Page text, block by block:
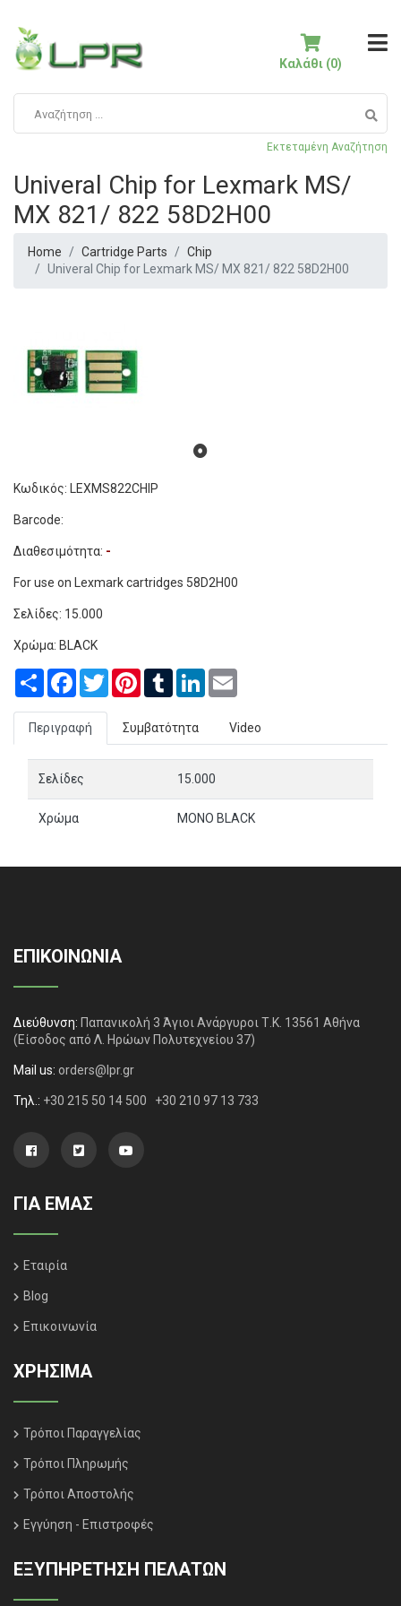
Εκτεταμένη Αναζήτηση
Καλάθι (0)
Univeral Chip for Lexmark MS/
MX 821/ 822 58D2H00
Home Cartridge Parts
Chip
Univeral Chip for Lexmark MS/ MX 821/ 822 58D2H00
Κωδικός: LEXMS822CHIP
Barcode:
Διαθεσιμότητα: -
For use on Lexmark cartridges 58D2H00
Σελίδες: 15.000
Χρώμα: BLACK
Share Facebook
TwitterPinterestTumblrLinkedIn
Περιγραφή Συμβατότητα Video
Σελίδες 15.000
Χρώμα MONO BLACK
ΕΠΙΚΟΙΝΩΝΙΑ
Διεύθυνση: Παπανικολή 3 Άγιοι Ανάργυροι Τ.Κ. 13561 Αθήνα
(Είσοδος από Λ. Ηρώων Πολυτεχνείου 37)
Mail us: orders@lpr.gr
Τηλ.: +30 215 50 14 500 +30 210 97 13 733
ΓΙΑ ΕΜΑΣ
Εταιρία
Blog
Επικοινωνία
ΧΡΗΣΙΜΑ
Τρόποι Παραγγελίας
Τρόποι Πληρωμής
Τρόποι Αποστολής
Εγγύηση - Επιστροφές
ΕΞΥΠΗΡΈΤΗΣΗ ΠΕΛΑΤΏΝ